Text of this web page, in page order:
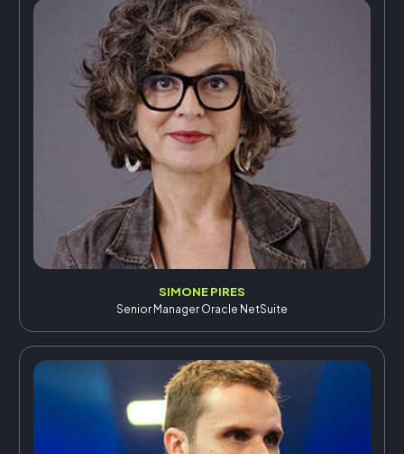
SIMONE PIRES
Senior Manager Oracle NetSuite